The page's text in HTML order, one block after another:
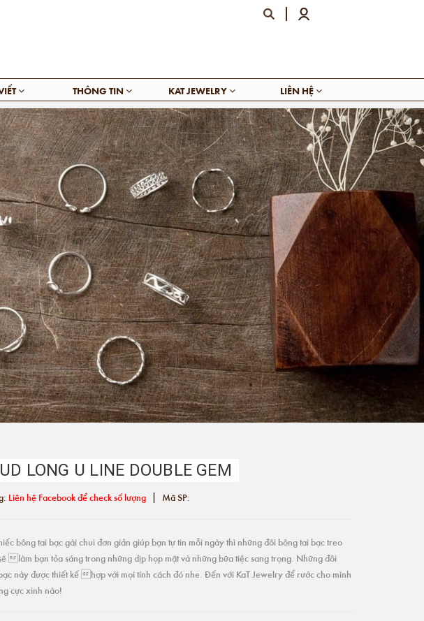
THÔNG TIN KAT JEWELRY LIÊN HỆ
LONG U LINE DOUBLE GEM
Liên hệ Facebook để check số lượng | Mã SP:
bông tai bạc gài chui đơn giản giúp bạn tự tin mỗi ngày thì những đôi bông tai bạc treo
làm bạn tỏa sáng trong những dịp họp mặt và những bữa tiệc sang trọng. Những đôi
này được thiết kế hợp với mọi tính cách đó nhe. Đến với KaT Jewelry để rước cho mình
cực xinh nào!